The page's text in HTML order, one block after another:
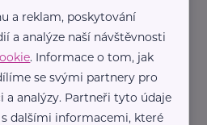
cs-cz
a reklam, poskytování
a analýze naší návštěvnosti
. Informace o tom, jak
se svými partnery pro
a analýzy. Partneři tyto údaje
dalšími informacemi, které